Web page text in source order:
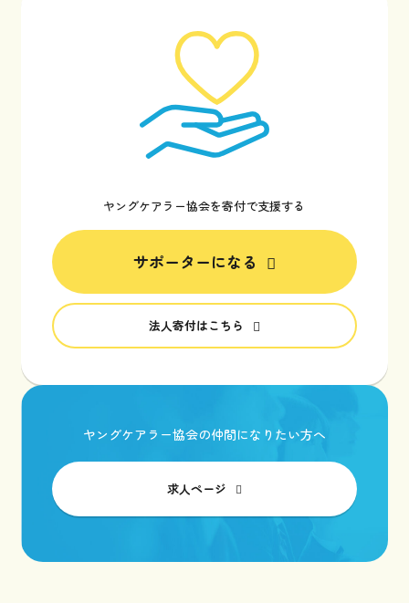
ヤングケアラー協会を寄付で支援する
サポーターになる
法人寄付はこちら
ヤングケアラー協会の仲間になりたい方へ
求人ページ